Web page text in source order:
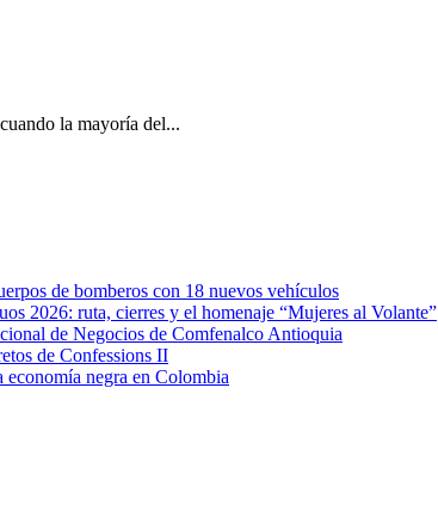
la mayoría del...
de bomberos con 18 nuevos vehículos
2026: ruta, cierres y el homenaje “Mujeres al Volante”
de Negocios de Comfenalco Antioquia
de Confessions II
economía negra en Colombia